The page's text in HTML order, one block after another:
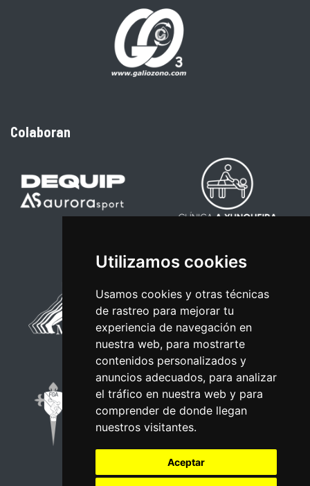
Utilizamos cookies
Usamos cookies y otras técnicas
de rastreo para mejorar tu
experiencia de navegación en
nuestra web, para mostrarte
contenidos personalizados y
anuncios adecuados, para analizar
el tráfico en nuestra web y para
comprender de donde llegan
nuestros visitantes.
Aceptar
Colaboran